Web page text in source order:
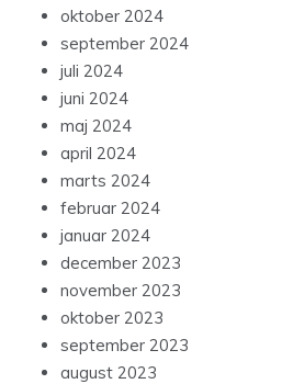
oktober 2024
september 2024
juli 2024
juni 2024
maj 2024
april 2024
marts 2024
februar 2024
januar 2024
december 2023
november 2023
oktober 2023
september 2023
august 2023